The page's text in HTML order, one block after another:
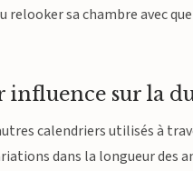
relooker sa chambre avec
sur la
calendriers utilisés à
dans la longueur des